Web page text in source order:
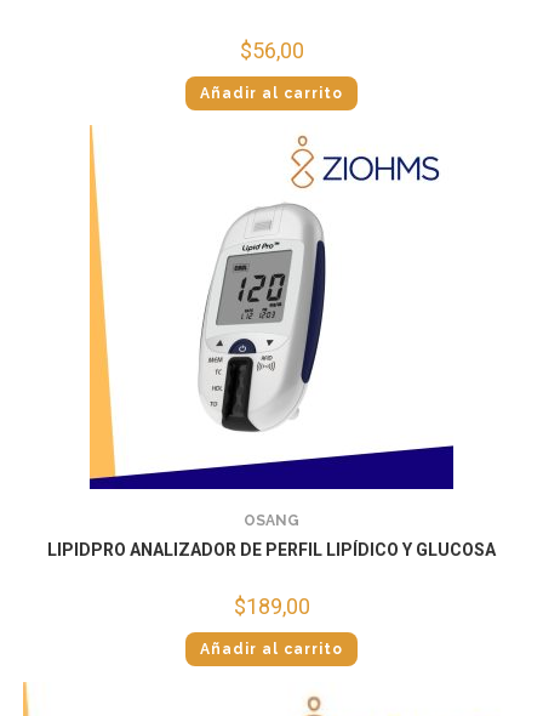
$56,00
Añadir al carrito
OSANG
LIPIDPRO ANALIZADOR DE PERFIL LIPÍDICO Y GLUCOSA
$189,00
Añadir al carrito